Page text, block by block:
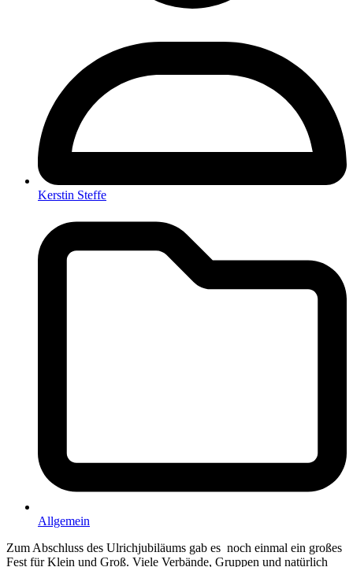
Kerstin Steffe
Allgemein
Zum Abschluss des Ulrichjubiläums gab es noch einmal ein großes
Fest für Klein und Groß. Viele Verbände, Gruppen und natürlich